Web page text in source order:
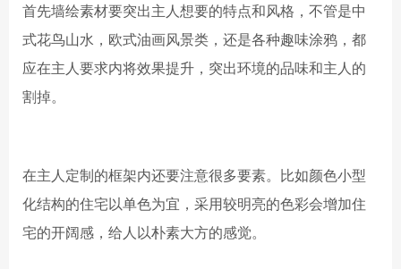
首先墙绘素材要突出主人想要的特点和风格，不管是中
式花鸟山水，欧式油画风景类，还是各种趣味涂鸦，都
应在主人要求内将效果提升，突出环境的品味和主人的
割掉。
在主人定制的框架内还要注意很多要素。比如颜色小型
化结构的住宅以单色为宜，采用较明亮的色彩会增加住
宅的开阔感，给人以朴素大方的感觉。